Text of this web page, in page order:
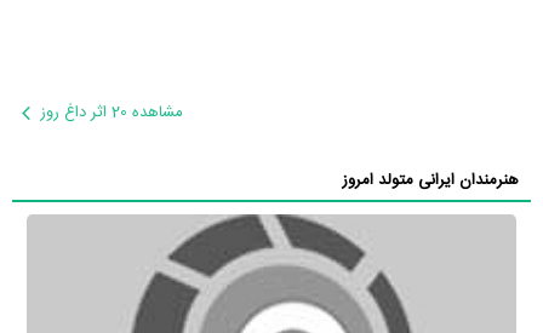
مشاهده 20 اثر داغ روز
هنرمندان ایرانی متولد امروز